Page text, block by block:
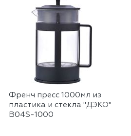
Френч пресс 1000мл из
пластика и стекла "ДЭКО"
B04S-1000